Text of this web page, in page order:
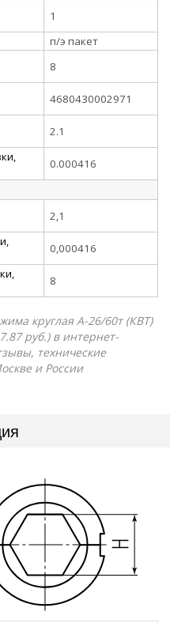
1
п/э пакет
8
4680430002971
2.1
0.000416
2,1
0,000416
8
круглая А-26/60т (КВТ)
руб.) в интернет-
технические
и России